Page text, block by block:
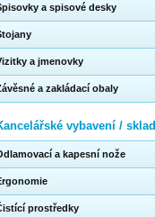
a spisové desky
a jmenovky
a zakládací obaly
vybavení / sklad
a kapesní nože
prostředky